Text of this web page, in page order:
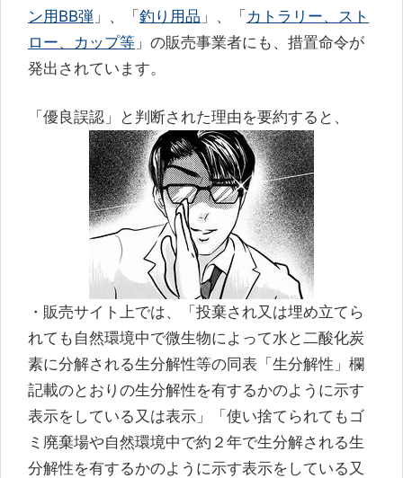
ン用BB弾 」、「釣り用品 」、「カトラリー、スト
ロー、カップ等 」の販売事業者にも、措置命令が
発出されています。
「優良誤認」と判断された理由を要約すると、
・販売サイト上では、「投棄され又は埋め立てら
れても自然環境中で微生物によって水と二酸化炭
素に分解される生分解性等の同表「生分解性」欄
記載のとおりの生分解性を有するかのように示す
表示をしている又は表示」「使い捨てられてもゴ
ミ廃棄場や自然環境中で約２年で生分解される生
分解性を有するかのように示す表示をしている又